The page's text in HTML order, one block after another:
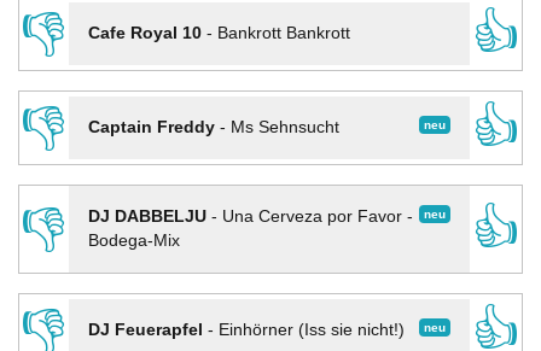
👎
Cafe Royal 10- Bankrott Bankrott
👍
👎
neu
Captain Freddy- Ms Sehnsucht
👍
👎
neu
DJ DABBELJU- Una Cerveza por Favor -
Bodega-Mix
👍
👎
neu
DJ Feuerapfel - Einhörner (Iss sie nicht!)
👍